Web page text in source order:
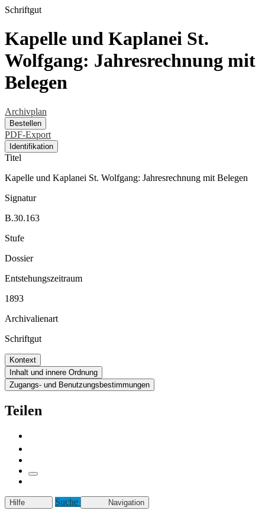
Schriftgut
Kapelle und Kaplanei St.
Wolfgang: Jahresrechnung mit
Belegen
Archivplan
Bestellen
PDF-Export
Identifikation
Titel
Kapelle und Kaplanei St. Wolfgang: Jahresrechnung mit Belegen
Signatur
B.30.163
Stufe
Dossier
Entstehungszeitraum
1893
Archivalienart
Schriftgut
Kontext
Inhalt und innere Ordnung
Zugangs- und Benutzungsbestimmungen
Teilen
Hilfe Suche Navigation